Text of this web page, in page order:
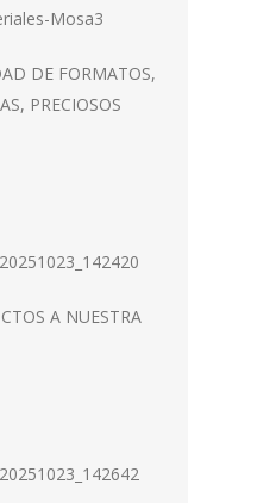
DE FORMATOS,
PRECIOSOS
A NUESTRA